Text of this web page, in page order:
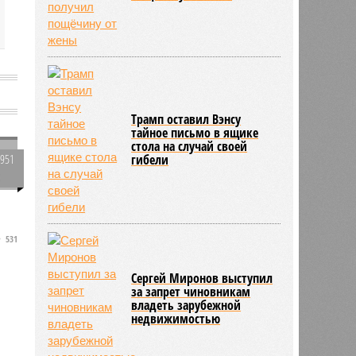
531
Трамп оставил Вэнсу
тайное письмо в ящике
стола на случай своей
гибели
Сергей Миронов выступил
за запрет чиновникам
владеть зарубежной
недвижимостью